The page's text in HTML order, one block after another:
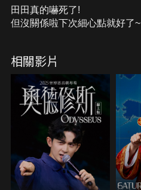
田田真的嚇死了!
但沒關係啦下次細心點就好了~
相關影片